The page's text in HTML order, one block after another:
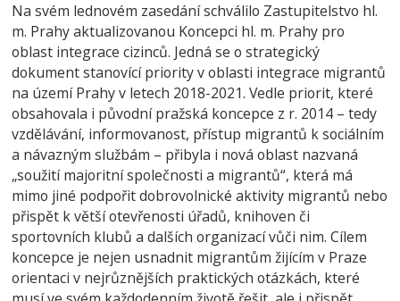
Na svém lednovém zasedání schválilo Zastupitelstvo hl.
m. Prahy aktualizovanou Koncepci hl. m. Prahy pro
oblast integrace cizinců. Jedná se o strategický
dokument stanovící priority v oblasti integrace migrantů
na území Prahy v letech 2018-2021. Vedle priorit, které
obsahovala i původní pražská koncepce z r. 2014 – tedy
vzdělávání, informovanost, přístup migrantů k sociálním
a návazným službám – přibyla i nová oblast nazvaná
„soužití majoritní společnosti a migrantů“, která má
mimo jiné podpořit dobrovolnické aktivity migrantů nebo
přispět k větší otevřenosti úřadů, knihoven či
sportovních klubů a dalších organizací vůči nim. Cílem
koncepce je nejen usnadnit migrantům žijícím v Praze
orientaci v nejrůznějších praktických otázkách, které